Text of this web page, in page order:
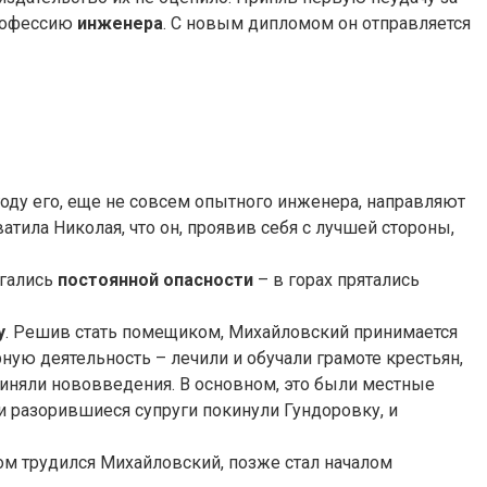
инженера. С новым дипломом он отправляется
его, еще не совсем опытного инженера, направляют
Николая, что он, проявив себя с лучшей стороны,
постоянной опасности – в горах прятались
. Решив стать помещиком, Михайловский принимается
деятельность – лечили и обучали грамоте крестьян,
нововведения. В основном, это были местные
супруги покинули Гундоровку, и
трудился Михайловский, позже стал началом